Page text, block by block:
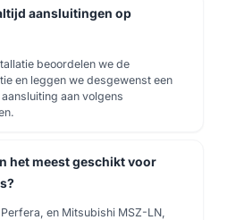
aansluitingen op
beoordelen we de
en leggen we desgewenst een
aan volgens
het meest geschikt voor
en Mitsubishi MSZ-LN,